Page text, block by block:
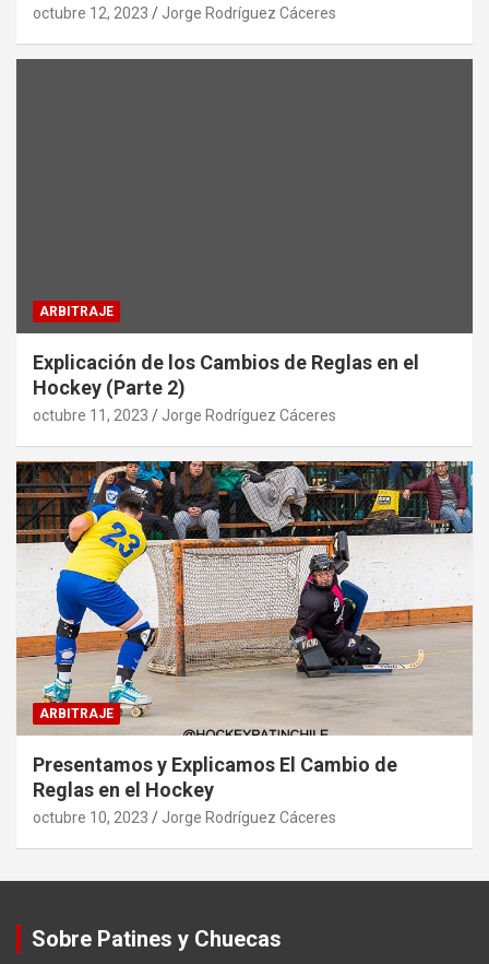
octubre 12, 2023 Jorge Rodríguez Cáceres
ARBITRAJE
Explicación de los Cambios de Reglas en el
Hockey (Parte 2)
octubre 11, 2023 Jorge Rodríguez Cáceres
ARBITRAJE
Presentamos y Explicamos El Cambio de
Reglas en el Hockey
octubre 10, 2023 Jorge Rodríguez Cáceres
Sobre Patines y Chuecas